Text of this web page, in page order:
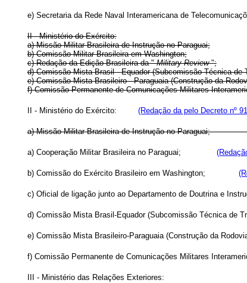
e) Secretaria da Rede Naval Interamericana de
II - Ministério do Exército:
a) Missão Militar Brasileira de Instrução no Paraguai;
b) Comissão Militar Brasileira em Washington;
c) Redação da Edição Brasileira da "Military Review";
d) Comissão Mista Brasil - Equador (Subcomissão Técnica de
e) Comissão Mista Brasileiro - Paraguaia (Construção da
f) Comissão Permanente de Comunicações
II - Ministério do Exército: (Redação da pelo Decreto nº
a) Missão Militar Brasileira de Instrução no
a) Cooperação Militar Brasileira no Paraguai;
b) Comissão do Exército Brasileiro em Washington;
c) Oficial de ligação junto ao Departamento de Doutrina
d) Comissão Mista Brasil-Equador (Subcomissão
e) Comissão Mista Brasileiro-Paraguaia (Construção da
f) Comissão Permanente de Comunicações Militares
III - Ministério das Relações Exteriores: